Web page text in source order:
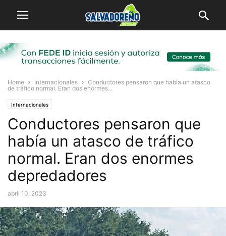
Home Internacionales
Conductores pensaron que había un atasco
de tráfico normal. Eran dos enormes...
Internacionales
Conductores pensaron que
había un atasco de tráfico
normal. Eran dos enormes
depredadores
abril 10, 2023